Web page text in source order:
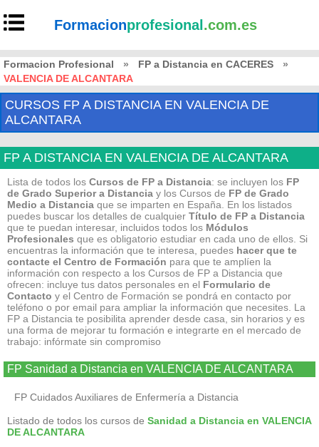
Formacionprofesional .com.es
Formacion Profesional » FP a Distancia en CACERES
»
VALENCIA DE ALCANTARA
CURSOS FP A DISTANCIA EN VALENCIA DE
ALCANTARA
FP A DISTANCIA EN VALENCIA DE ALCANTARA
Lista de todos los Cursos de FP a Distancia: se incluyen los FP
de Grado Superior a Distancia y los Cursos de FP de Grado
Medio a Distancia que se imparten en España. En los listados
puedes buscar los detalles de cualquier Título de FP a Distancia
que te puedan interesar, incluidos todos los Módulos
Profesionales que es obligatorio estudiar en cada uno de ellos. Si
encuentras la información que te interesa, puedes hacer que te
contacte el Centro de Formación para que te amplíen la
información con respecto a los Cursos de FP a Distancia que
ofrecen: incluye tus datos personales en el Formulario de
Contacto y el Centro de Formación se pondrá en contacto por
teléfono o por email para ampliar la información que necesites. La
FP a Distancia te posibilita aprender desde casa, sin horarios y es
una forma de mejorar tu formación e integrarte en el mercado de
trabajo: infórmate sin compromiso
FP Sanidad a Distancia en VALENCIA DE ALCANTARA
FP Cuidados Auxiliares de Enfermería a Distancia
Listado de todos los cursos de Sanidad a Distancia en VALENCIA
DE ALCANTARA